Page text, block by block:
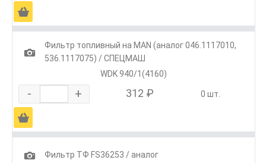
Ä
1
Фильтр топливный на MAN (аналог 046.1117010,
536.1117075) / СПЕЦМАШ
WDK 940/1(4160)
- + 312 ₽ 0 шт.
Ä
1
Фильтр ТФ FS36253 / аналог